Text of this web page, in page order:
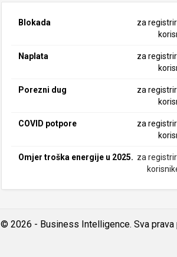
Blokada
za
Naplata
za
Porezni dug
za
COVID potpore
za
Omjer troška energije u 2025. za
© 2026 - Business Intelligence. Sva prava